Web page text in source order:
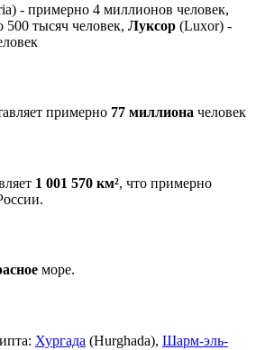
- примерно 4 миллионов человек,
тысяч человек, Луксор (Luxor) -
примерно 77 миллиона человек
1 001 570 км², что примерно
море.
Хургада (Hurghada), Шарм-эль-